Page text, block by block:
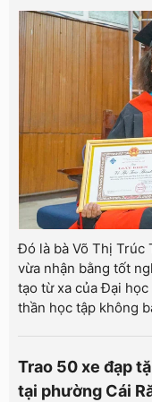
Đó là bà Võ Thị Trúc
vừa nhận bằng tốt
tạo từ xa của Đại
thần học tập không
Trao 50 xe đạp
tại phường Cái